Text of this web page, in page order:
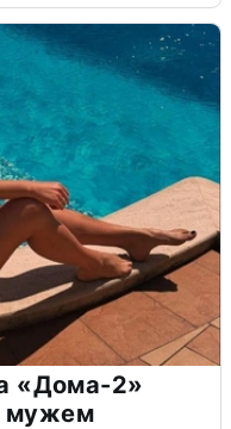
«Дома-2»
мужем